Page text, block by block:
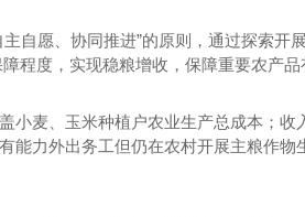
愿、协同推进”的原则，通过探索开
程度，实现稳粮增收，保障重要农产品
麦、玉米种植户农业生产总成本；收
能力外出务工但仍在农村开展主粮作